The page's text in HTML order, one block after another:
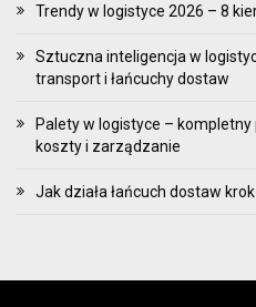
Trendy w logistyce 2026 – 8
Sztuczna inteligencja w
transport i łańcuchy dostaw
Palety w logistyce –
koszty i zarządzanie
Jak działa łańcuch dostaw